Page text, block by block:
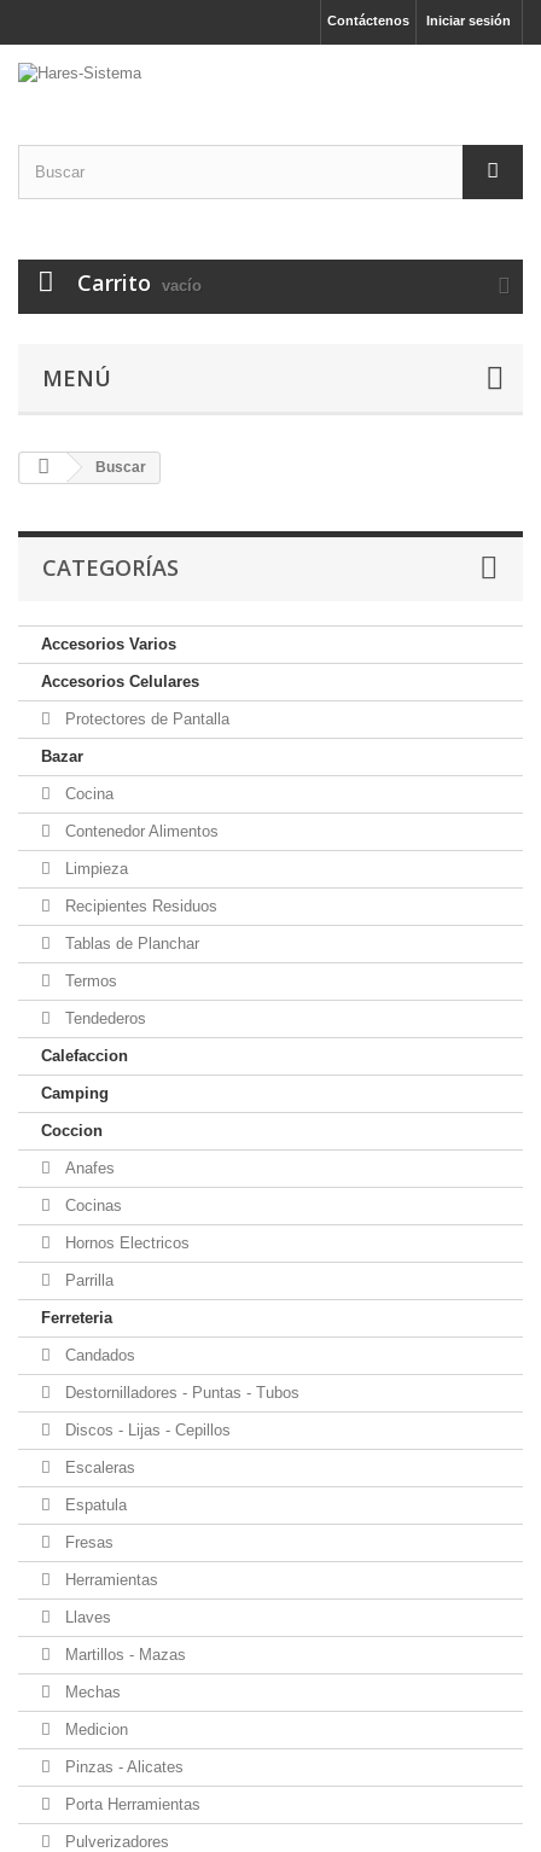
Iniciar sesión
Contáctenos
Carrito vacío
MENÚ
Buscar
CATEGORÍAS
Accesorios Varios
Accesorios Celulares
Protectores de Pantalla
Bazar
Cocina
Contenedor Alimentos
Limpieza
Recipientes Residuos
Tablas de Planchar
Termos
Tendederos
Calefaccion
Camping
Coccion
Anafes
Cocinas
Hornos Electricos
Parrilla
Ferreteria
Candados
Destornilladores - Puntas - Tubos
Discos - Lijas - Cepillos
Escaleras
Espatula
Fresas
Herramientas
Llaves
Martillos - Mazas
Mechas
Medicion
Pinzas - Alicates
Porta Herramientas
Pulverizadores